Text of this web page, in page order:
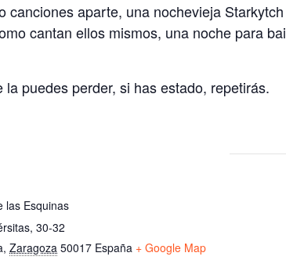
A
p
p
o
aparte, una nochevieja
cantan ellos mismos, una noche para
puedes perder, si has estado, repetirás.
las Esquinas
30-32
, Zaragoza 50017 España + Google Map